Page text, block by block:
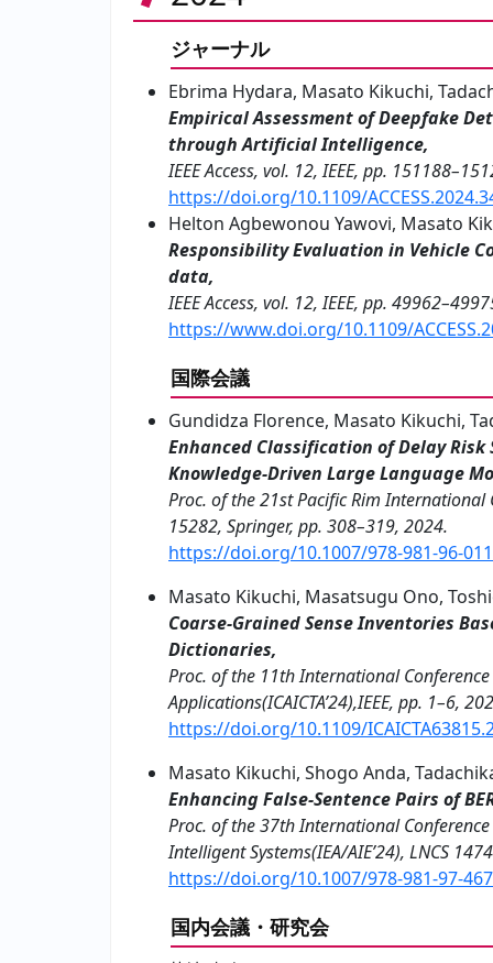
ジャーナル
Ebrima Hydara, Masato Kikuchi,
Empirical Assessment of Deepfake
through Artificial Intelligence,
IEEE Access, vol. 12, IEEE, pp.
https://doi.org/10.1109/
Helton Agbewonou Yawovi, Masato
Responsibility Evaluation in Vehicle
data,
IEEE Access, vol. 12, IEEE, pp.
https://www.doi.org/10.1109/
国際会議
Gundidza Florence, Masato Kikuchi,
Enhanced Classification of Delay
Knowledge-Driven Large Language
Proc. of the 21st Pacific Rim International
15282, Springer, pp. 308–319, 2024.
https://doi.org/10.1007/978-981-96-
Masato Kikuchi, Masatsugu Ono,
Coarse-Grained Sense Inventories
Dictionaries,
Proc. of the 11th International
Applications(ICAICTA’24),IEEE, pp. 1–6,
https://doi.org/10.1109/
Masato Kikuchi, Shogo Anda,
Enhancing False-Sentence Pairs of
Proc. of the 37th International
Intelligent Systems(IEA/AIE’24), LNCS
https://doi.org/10.1007/978-981-97-
国内会議・研究会